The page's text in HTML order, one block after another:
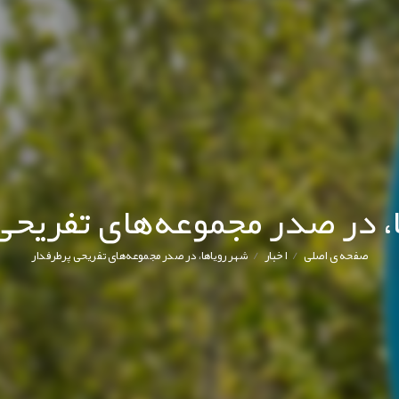
در صدر مجموعه‌های
صفحه ی اصلی/اخبار/شهر رویاها، در صدر مجموعه‌های تفریحی پرطرفدار